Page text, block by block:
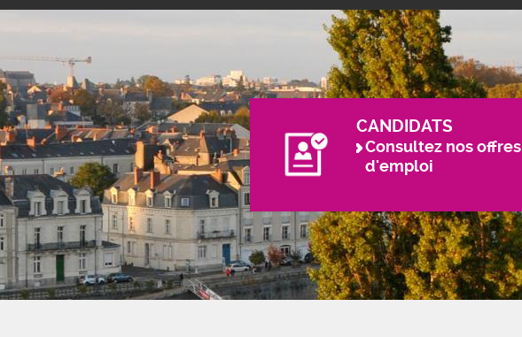
CANDIDATS
Consultez nos offres
d'emploi